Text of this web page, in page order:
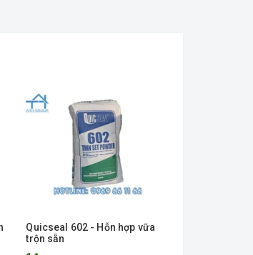
Quicseal 602 - Hỗn hợp vữa
trộn sẵn